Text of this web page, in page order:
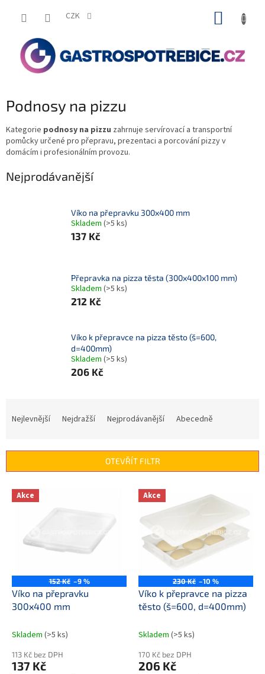
CZK
Podnosy na pizzu
Kategorie podnosy na pizzu zahrnuje servírovací a transportní
pomůcky určené pro přepravu, prezentaci a porcování pizzy v
domácím i profesionálním provozu.
Nejprodávanější
Víko na přepravku 300x400 mm
Skladem (>5 ks)
137 Kč
Přepravka na pizza těsta (300x400x100 mm)
Skladem (>5 ks)
212 Kč
Víko k přepravce na pizza těsto (š=600,
d=400mm)
Skladem (>5 ks)
206 Kč
í
Nejlevnější Nejdražší Nejprodávanější Abecedně
OTEVŘÍT FILTR
V Akce
152 Kč –9 %
Víko na přepravku
300x400 mm
Skladem (>5 ks)
113 Kč bez DPH
137 Kč
Akce
230 Kč –10 %
Víko k přepravce na pizza
těsto (š=600, d=400mm)
Skladem (>5 ks)
170 Kč bez DPH
206 Kč